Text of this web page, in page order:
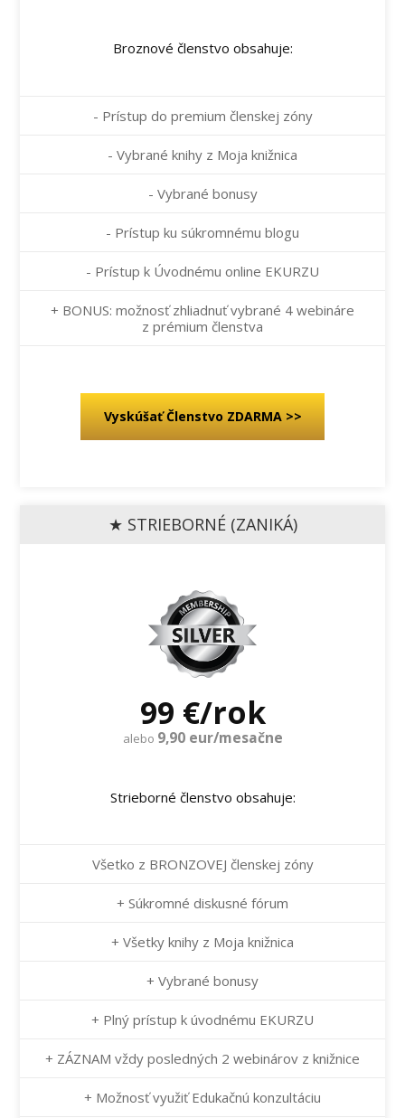
Broznové členstvo obsahuje:
- Prístup do premium členskej zóny
- Vybrané knihy z Moja knižnica
- Vybrané bonusy
- Prístup ku súkromnému blogu
- Prístup k Úvodnému online EKURZU
+ BONUS: možnosť zhliadnuť vybrané 4 webináre
z prémium členstva
Vyskúšať Členstvo ZDARMA >>
★ STRIEBORNÉ (ZANIKÁ)
99 €/rok
alebo 9,90 eur/mesačne
Strieborné členstvo obsahuje:
Všetko z BRONZOVEJ členskej zóny
+ Súkromné diskusné fórum
+ Všetky knihy z Moja knižnica
+ Vybrané bonusy
+ Plný prístup k úvodnému EKURZU
+ ZÁZNAM vždy posledných 2 webinárov z knižnice
+ Možnosť využiť Edukačnú konzultáciu